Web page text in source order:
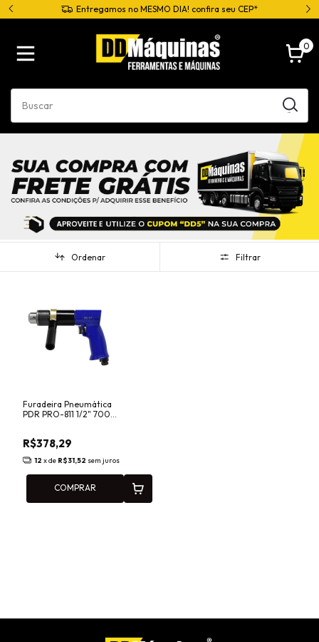
Entregamos no MESMO DIA! confira seu CEP*
0
Ordenar Filtrar
Furadeira Pneumática
PDR PRO-811 1/2" 700
R$378,29
12 x de R$31,52 sem juros
COMPRAR